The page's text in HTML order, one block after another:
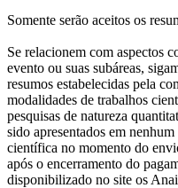
Somente serão aceitos os
Se relacionem com aspectos
evento ou suas subáreas,
resumos estabelecidas pela
modalidades de trabalhos
pesquisas de natureza
sido apresentados em
científica no momento do
após o encerramento do
disponibilizado no site os